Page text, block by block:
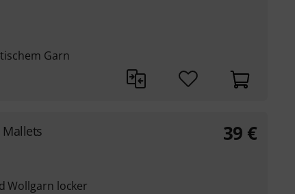
Garn
Mallets
Wollgarn locker
39 €